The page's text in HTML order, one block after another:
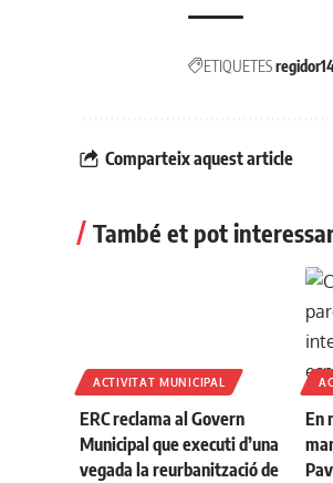
ETIQUETES
Comparteix aquest article
També et pot
ACTIVITAT MUNICIPAL
ERC reclama al Govern
Municipal que executi d’una
vegada la reurbanització de
En